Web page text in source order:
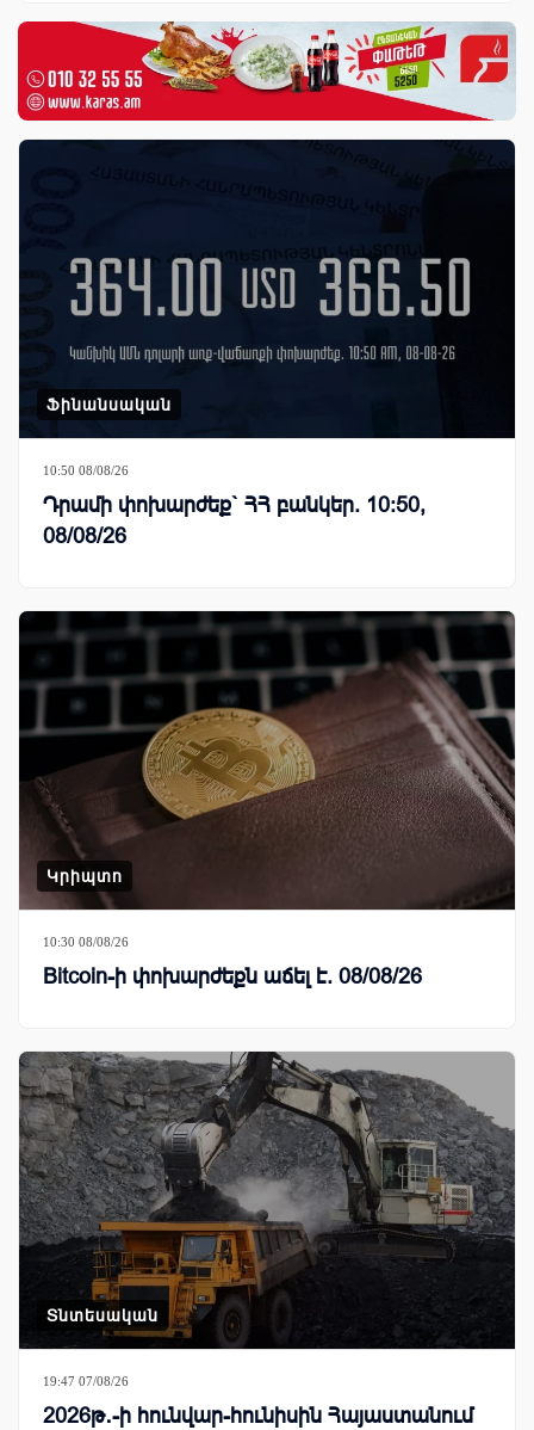
Ֆինանսական
10:50 08/08/26
Դրամի փոխարժեք` ՀՀ բանկեր. 10:50,
08/08/26
Կրիպտո
10:30 08/08/26
Bitcoin-ի փոխարժեքն աճել է. 08/08/26
Տնտեսական
19:47 07/08/26
2026թ․-ի հունվար-հունիսին Հայաստանում